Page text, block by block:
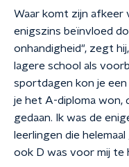
Waar komt zijn afkeer
enigszins beïnvloed
onhandigheid", zegt
lagere school als
sportdagen kon je een
je het A-diploma won,
gedaan. Ik was de
leerlingen die
ook D was voor mij te